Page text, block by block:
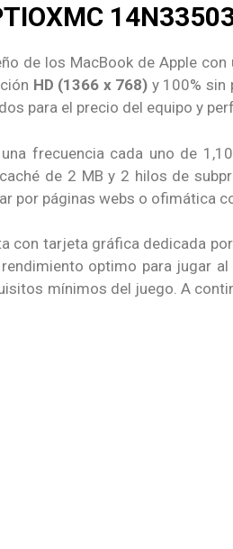
de los MacBook de Apple
HD (1366 x 768) y 100% sin
para el precio del equipo y
frecuencia cada uno de
de 2 MB y 2 hilos de
por páginas webs o ofimática
con tarjeta gráfica dedicada
optimo para jugar
mínimos del juego. A